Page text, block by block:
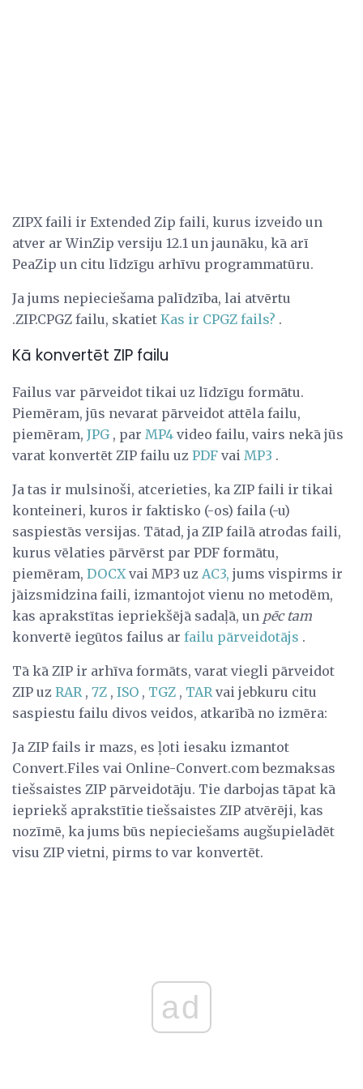
ZIPX faili ir Extended Zip faili, kurus izveido un
atver ar WinZip versiju 12.1 un jaunāku, kā arī
PeaZip un citu līdzīgu arhīvu programmatūru.
Ja jums nepieciešama palīdzība, lai atvērtu
.ZIP.CPGZ failu, skatiet Kas ir CPGZ fails? .
Kā konvertēt ZIP failu
Failus var pārveidot tikai uz līdzīgu formātu.
Piemēram, jūs nevarat pārveidot attēla failu,
piemēram, JPG , par MP4 video failu, vairs nekā jūs
varat konvertēt ZIP failu uz PDF vai MP3 .
Ja tas ir mulsinoši, atcerieties, ka ZIP faili ir tikai
konteineri, kuros ir faktisko (-os) faila (-u)
saspiestās versijas. Tātad, ja ZIP failā atrodas faili,
kurus vēlaties pārvērst par PDF formātu,
piemēram, DOCX vai MP3 uz AC3, jums vispirms ir
jāizsmidzina faili, izmantojot vienu no metodēm,
kas aprakstītas iepriekšējā sadaļā, un pēc tam
konvertē iegūtos failus ar failu pārveidotājs .
Tā kā ZIP ir arhīva formāts, varat viegli pārveidot
ZIP uz RAR , 7Z , ISO , TGZ , TAR vai jebkuru citu
saspiestu failu divos veidos, atkarībā no izmēra:
Ja ZIP fails ir mazs, es ļoti iesaku izmantot
Convert.Files vai Online-Convert.com bezmaksas
tiešsaistes ZIP pārveidotāju. Tie darbojas tāpat kā
iepriekš aprakstītie tiešsaistes ZIP atvērēji, kas
nozīmē, ka jums būs nepieciešams augšupielādēt
visu ZIP vietni, pirms to var konvertēt.
ad